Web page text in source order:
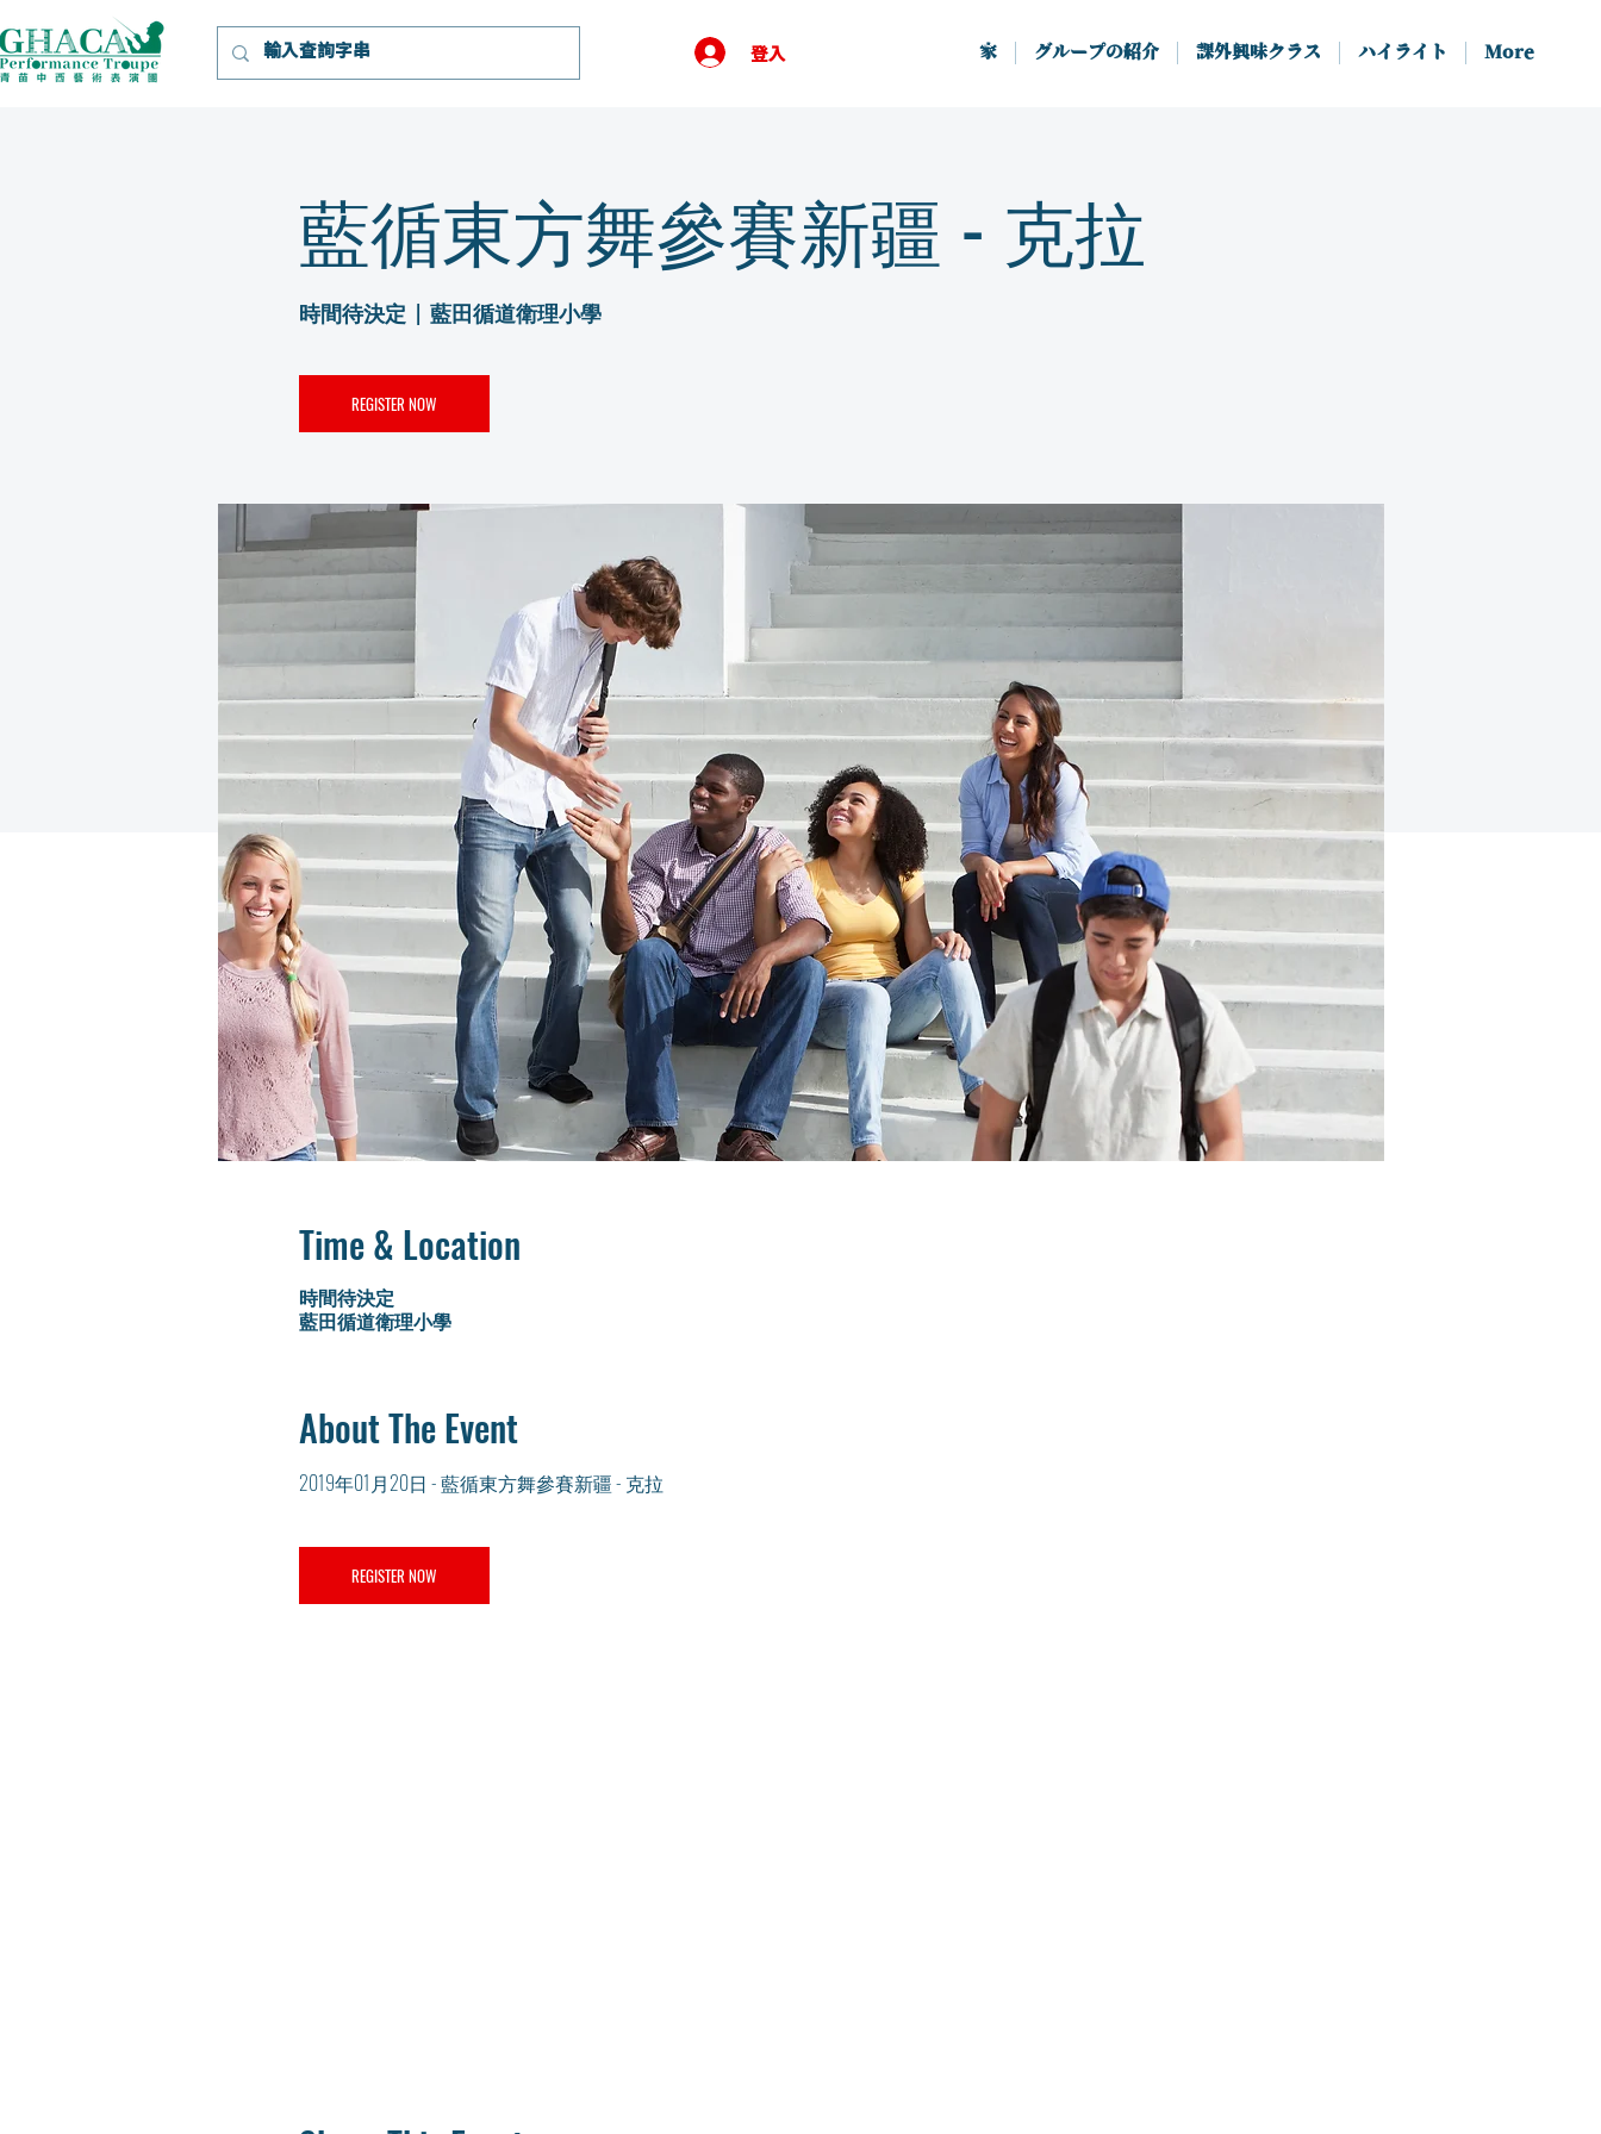
登入 家 グループの紹介 課外興味クラス ハイライト More
藍循東方舞參賽新疆 - 克拉
時間待決定
  |
藍田循道衛理小學
REGISTER NOW
Time & Location
時間待決定
藍田循道衛理小學
About The Event
2019年01月20日 - 藍循東方舞參賽新疆 - 克拉
REGISTER NOW